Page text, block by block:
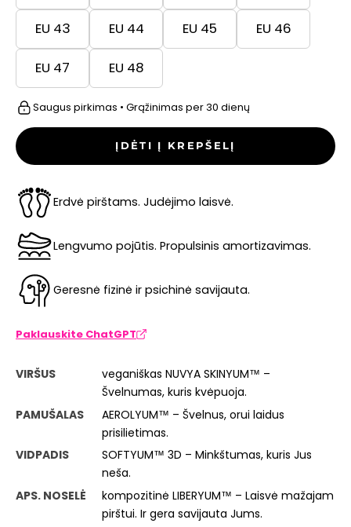
EU 43 EU 44 EU 45 EU 46
EU 47 EU 48
Saugus pirkimas • Grąžinimas per 30 dienų
ĮDĖTI Į KREPŠELĮ
Erdvė pirštams. Judėjimo laisvė.
Lengvumo pojūtis. Propulsinis amortizavimas.
Geresnė fizinė ir psichinė savijauta.
Paklauskite ChatGPT
VIRŠUS
veganiškas NUVYA SKINYUM™ –
Švelnumas, kuris kvėpuoja.
PAMUŠALAS
AEROLYUM™ – Švelnus, orui laidus
prisilietimas.
VIDPADIS
SOFTYUM™ 3D – Minkštumas, kuris Jus
neša.
APS. NOSELĖ
kompozitinė LIBERYUM™ – Laisvė mažajam
pirštui. Ir gera savijauta Jums.